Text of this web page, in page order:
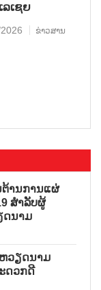
ລ​ເຊຍ
ຂ່າວສານ
ານການແຜ່
ສຳລັບຜູ້
ດນາມ
ຫວຽດນາມ
ດວກດີ